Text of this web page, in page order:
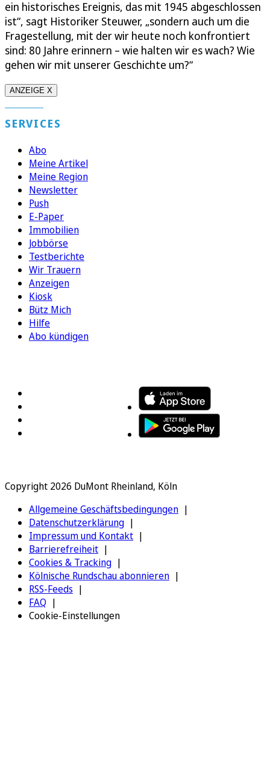
ein historisches Ereignis, das mit 1945 abgeschlossen
ist“, sagt Historiker Steuwer, „sondern auch um die
Fragestellung, mit der wir heute noch konfrontiert
sind: 80 Jahre erinnern – wie halten wir es wach? Wie
gehen wir mit unserer Geschichte um?“
ANZEIGE X
SERVICES
Abo
Meine Artikel
Meine Region
Newsletter
Push
E-Paper
Immobilien
Jobbörse
Testberichte
Wir Trauern
Anzeigen
Kiosk
Bütz Mich
Hilfe
Abo kündigen
Copyright 2026 DuMont Rheinland, Köln
Allgemeine Geschäftsbedingungen
Datenschutzerklärung
Impressum und Kontakt
Barrierefreiheit
Cookies & Tracking
Kölnische Rundschau abonnieren
RSS-Feeds
FAQ
Cookie-Einstellungen